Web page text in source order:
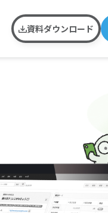
資料ダウンロード